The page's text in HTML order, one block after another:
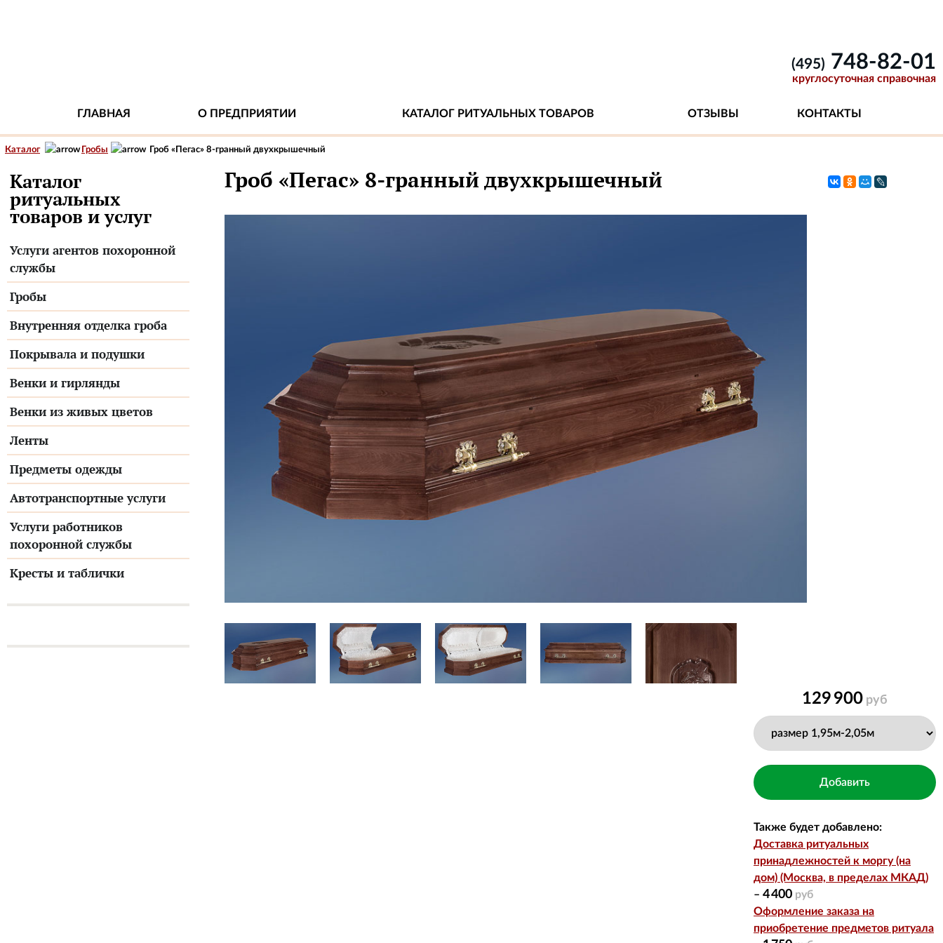
ГЛАВНАЯ О ПРЕДПРИЯТИИ КАТАЛОГ РИТУАЛЬНЫХ ТОВАРОВ ОТЗЫВЫ КОНТАКТЫ
(495) 748-82-01
круглосуточная справочная
Каталог Гробы Гроб «Пегас» 8-гранный двухкрышечный
Каталог
ритуальных
товаров и услуг
Услуги агентов похоронной
службы
Гробы
Внутренняя отделка гроба
Покрывала и подушки
Венки и гирлянды
Венки из живых цветов
Ленты
Предметы одежды
Автотранспортные услуги
Услуги работников
похоронной службы
Кресты и таблички
Гроб «Пегас» 8-гранный двухкрышечный
129 900 руб
Также будет добавлено:
Доставка ритуальных
принадлежностей к моргу (на
дом) (Москва, в пределах МКАД)
– 4 400 руб
Оформление заказа на
приобретение предметов ритуала